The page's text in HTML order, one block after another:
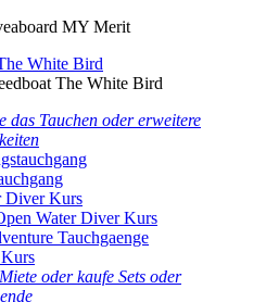
White Bird
das Tauchen oder erweitere
Diver Kurs
Water Diver Kurs
Tauchgaenge
Miete oder kaufe Sets oder